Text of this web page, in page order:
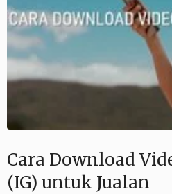
Cara Download
(IG) untuk Jualan